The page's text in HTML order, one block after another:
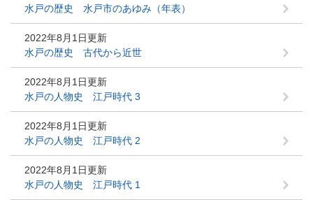
水戸の歴史 水戸市のあゆみ（年表）
2022年8月1日更新
水戸の歴史 古代から近世
2022年8月1日更新
水戸の人物史 江戸時代 3
2022年8月1日更新
水戸の人物史 江戸時代 2
2022年8月1日更新
水戸の人物史 江戸時代 1